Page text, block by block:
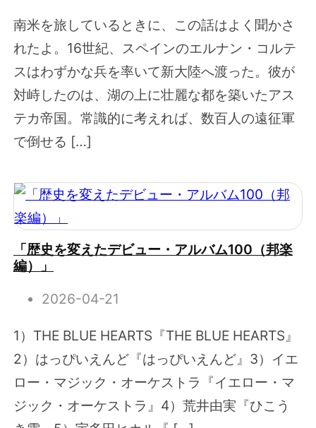
南米を旅しているときに、この話はよく聞かさ
れたよ。16世紀、スペインのエルナン・コルテ
スはわずかな兵を率いて新大陸へ渡った。彼が
対峙したのは、湖の上に壮麗な都を築いたアス
テカ帝国。常識的に考えれば、数百人の遠征軍
で倒せる […]
「歴史を変えたデビュー・アルバム100（邦楽
編）」
2026-04-21
1）THE BLUE HEARTS『THE BLUE HEARTS』
2）はっぴいえんど『はっぴいえんど』3）イエ
ロー・マジック・オーケストラ『イエロー・マ
ジック・オーケストラ』4）荒井由実『ひこう